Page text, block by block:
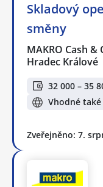
Skladový
směny
MAKRO Cash &
Hradec Králové
32 000 – 35
Vhodné
Zveřejněno: 7.